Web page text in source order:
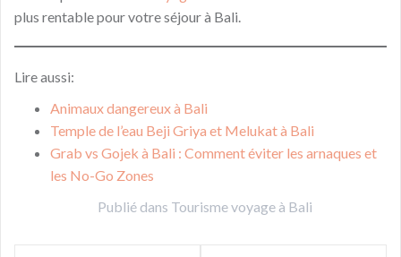
plus rentable pour votre séjour à Bali.
Lire aussi:
Animaux dangereux à Bali
Temple de l’eau Beji Griya et Melukat à Bali
Grab vs Gojek à Bali : Comment éviter les arnaques et
les No-Go Zones
Publié dans Tourisme voyage à Bali